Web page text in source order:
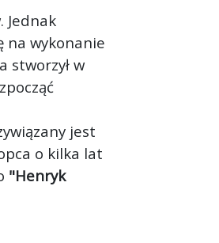
Jednak
na wykonanie
stworzył w
jest
o kilka lat
"Henryk